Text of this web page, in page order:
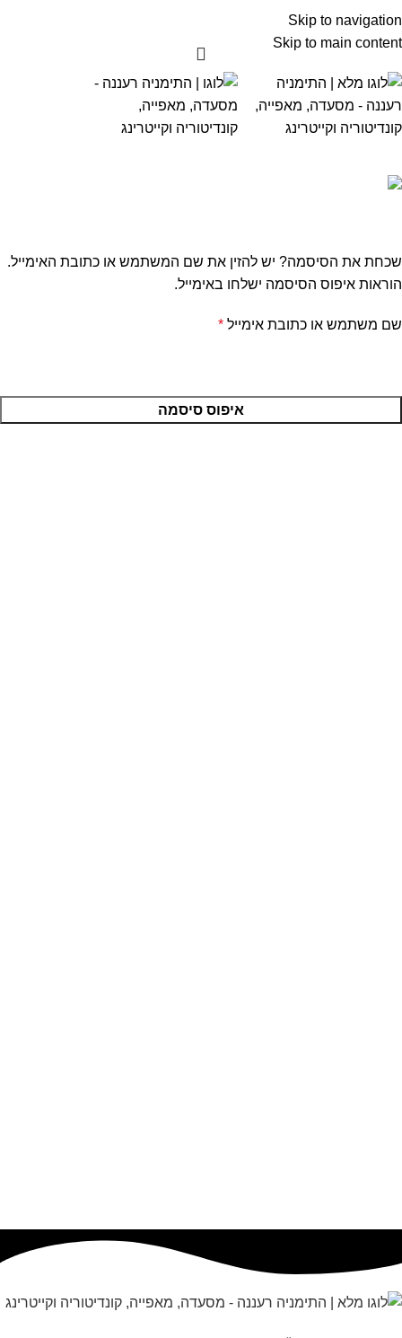
Skip to navigation
Skip to main content
איפוס סיסמה
שכחת את הסיסמה? יש להזין את שם המשתמש או כתובת האימייל.
הוראות איפוס הסיסמה ישלחו באימייל.
שם משתמש או כתובת אימייל *
איפוס סיסמה